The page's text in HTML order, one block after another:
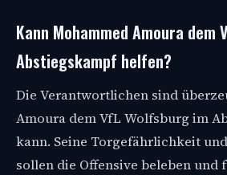
Kann Mohammed Amoura dem
Abstiegskampf helfen?
Die Verantwortlichen sind
Amoura dem VfL Wolfsburg im
kann. Seine Torgefährlichkeit
sollen die Offensive beleben und